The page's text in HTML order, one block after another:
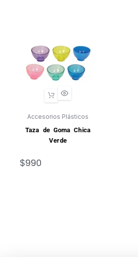
Accesorios Plásticos
Taza de Goma Chica
Verde
$990